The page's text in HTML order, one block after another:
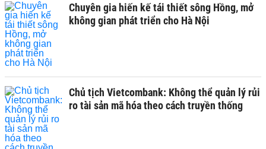
Chuyên gia hiến kế tái thiết sông Hồng, mở
không gian phát triển cho Hà Nội
Chủ tịch Vietcombank: Không thể quản lý rủi
ro tài sản mã hóa theo cách truyền thống